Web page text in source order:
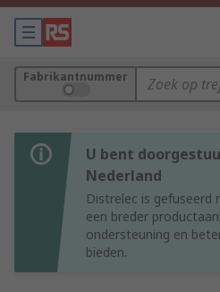
Fabrikantnummer
U bent
Nederland
Distrelec is gefuseerd
een breder
ondersteuning en
bieden.